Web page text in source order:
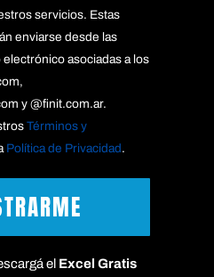
servicios. Estas
enviarse desde las
asociadas a los
y @finit.com.ar.
Términos y
Política de Privacidad.
el Excel Gratis